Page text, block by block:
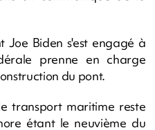
Joe Biden s'est engagé à
prenne en charge
du pont.
transport maritime reste
étant le neuvième du